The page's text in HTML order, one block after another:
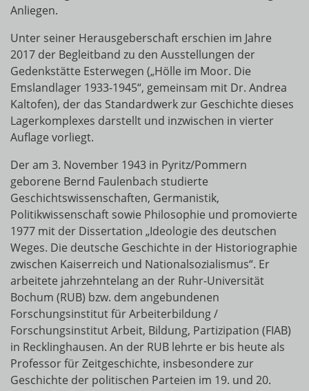
Anliegen.
Unter seiner Herausgeberschaft erschien im Jahre
2017 der Begleitband zu den Ausstellungen der
Gedenkstätte Esterwegen („Hölle im Moor. Die
Emslandlager 1933-1945“, gemeinsam mit Dr. Andrea
Kaltofen), der das Standardwerk zur Geschichte dieses
Lagerkomplexes darstellt und inzwischen in vierter
Auflage vorliegt.
Der am 3. November 1943 in Pyritz/Pommern
geborene Bernd Faulenbach studierte
Geschichtswissenschaften, Germanistik,
Politikwissenschaft sowie Philosophie und promovierte
1977 mit der Dissertation „Ideologie des deutschen
Weges. Die deutsche Geschichte in der Historiographie
zwischen Kaiserreich und Nationalsozialismus“. Er
arbeitete jahrzehntelang an der Ruhr-Universität
Bochum (RUB) bzw. dem angebundenen
Forschungsinstitut für Arbeiterbildung /
Forschungsinstitut Arbeit, Bildung, Partizipation (FIAB)
in Recklinghausen. An der RUB lehrte er bis heute als
Professor für Zeitgeschichte, insbesondere zur
Geschichte der politischen Parteien im 19. und 20.